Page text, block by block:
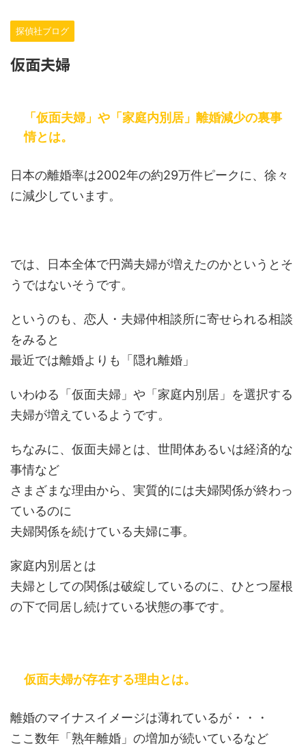
探偵社ブログ
仮面夫婦
「仮面夫婦」や「家庭内別居」離婚減少の裏事
情とは。
日本の離婚率は2002年の約29万件ピークに、徐々
に減少しています。
では、日本全体で円満夫婦が増えたのかというとそ
うではないそうです。
というのも、恋人・夫婦仲相談所に寄せられる相談
をみると
最近では離婚よりも「隠れ離婚」
いわゆる「仮面夫婦」や「家庭内別居」を選択する
夫婦が増えているようです。
ちなみに、仮面夫婦とは、世間体あるいは経済的な
事情など
さまざまな理由から、実質的には夫婦関係が終わっ
ているのに
夫婦関係を続けている夫婦に事。
家庭内別居とは
夫婦としての関係は破綻しているのに、ひとつ屋根
の下で同居し続けている状態の事です。
仮面夫婦が存在する理由とは。
離婚のマイナスイメージは薄れているが・・・
ここ数年「熟年離婚」の増加が続いているなど